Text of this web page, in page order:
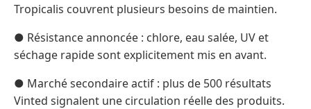
Tropicalis couvrent plusieurs besoins de maintien.
● Résistance annoncée : chlore, eau salée, UV et
séchage rapide sont explicitement mis en avant.
● Marché secondaire actif : plus de 500 résultats
Vinted signalent une circulation réelle des produits.